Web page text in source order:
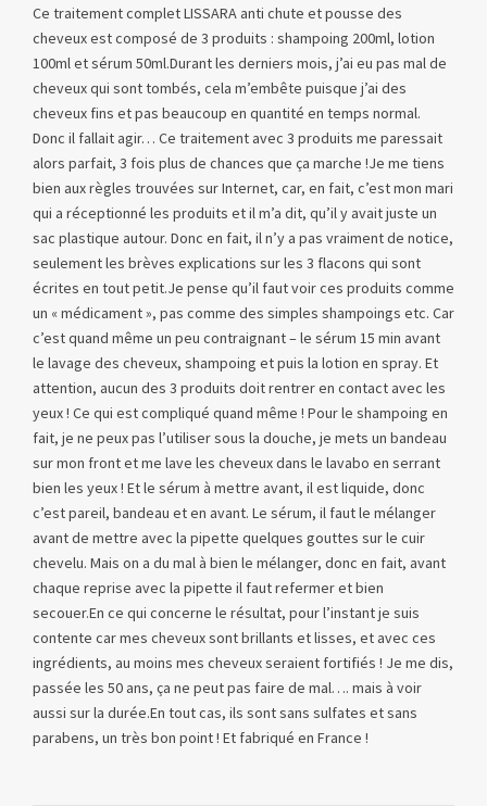
Ce traitement complet LISSARA anti chute et pousse des
cheveux est composé de 3 produits : shampoing 200ml, lotion
100ml et sérum 50ml.Durant les derniers mois, j’ai eu pas mal de
cheveux qui sont tombés, cela m’embête puisque j’ai des
cheveux fins et pas beaucoup en quantité en temps normal.
Donc il fallait agir… Ce traitement avec 3 produits me paressait
alors parfait, 3 fois plus de chances que ça marche !Je me tiens
bien aux règles trouvées sur Internet, car, en fait, c’est mon mari
qui a réceptionné les produits et il m’a dit, qu’il y avait juste un
sac plastique autour. Donc en fait, il n’y a pas vraiment de notice,
seulement les brèves explications sur les 3 flacons qui sont
écrites en tout petit.Je pense qu’il faut voir ces produits comme
un « médicament », pas comme des simples shampoings etc. Car
c’est quand même un peu contraignant – le sérum 15 min avant
le lavage des cheveux, shampoing et puis la lotion en spray. Et
attention, aucun des 3 produits doit rentrer en contact avec les
yeux ! Ce qui est compliqué quand même ! Pour le shampoing en
fait, je ne peux pas l’utiliser sous la douche, je mets un bandeau
sur mon front et me lave les cheveux dans le lavabo en serrant
bien les yeux ! Et le sérum à mettre avant, il est liquide, donc
c’est pareil, bandeau et en avant. Le sérum, il faut le mélanger
avant de mettre avec la pipette quelques gouttes sur le cuir
chevelu. Mais on a du mal à bien le mélanger, donc en fait, avant
chaque reprise avec la pipette il faut refermer et bien
secouer.En ce qui concerne le résultat, pour l’instant je suis
contente car mes cheveux sont brillants et lisses, et avec ces
ingrédients, au moins mes cheveux seraient fortifiés ! Je me dis,
passée les 50 ans, ça ne peut pas faire de mal…. mais à voir
aussi sur la durée.En tout cas, ils sont sans sulfates et sans
parabens, un très bon point ! Et fabriqué en France !